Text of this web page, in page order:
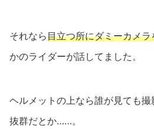
それなら目立つ所にダミーカメ
かのライダーが話してました。
ヘルメットの上なら誰が見ても
抜群だとか……。